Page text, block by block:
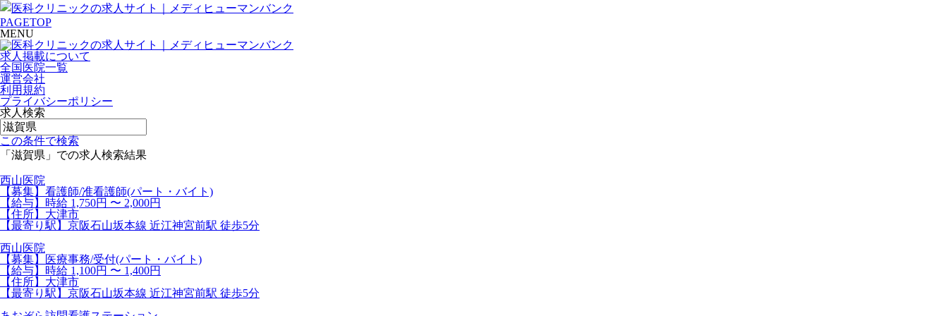
PAGETOP
MENU
求人掲載について
全国医院一覧
運営会社
利用規約
プライバシーポリシー
求人検索
この条件で検索
「滋賀県」での求人検索結果
西山医院
【募集】看護師/准看護師(パート・バイト)
【給与】時給 1,750円 〜 2,000円
【住所】大津市
【最寄り駅】京阪石山坂本線 近江神宮前駅 徒歩5分
西山医院
【募集】医療事務/受付(パート・バイト)
【給与】時給 1,100円 〜 1,400円
【住所】大津市
【最寄り駅】京阪石山坂本線 近江神宮前駅 徒歩5分